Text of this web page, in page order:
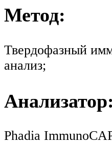
Метод:
Твердофазный
анализ;
Анализатор:
Phadia